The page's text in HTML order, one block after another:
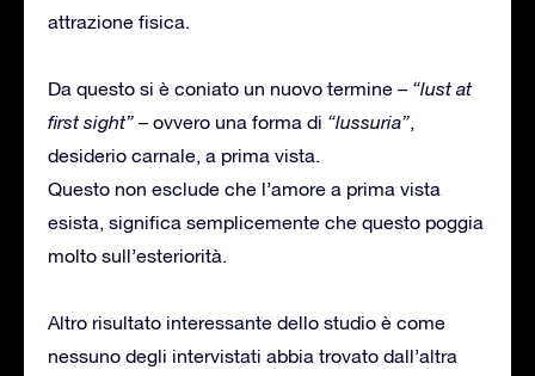
attrazione fisica.
Da questo si è coniato un nuovo termine – “lust at
first sight” – ovvero una forma di “lussuria”,
desiderio carnale, a prima vista.
Questo non esclude che l’amore a prima vista
esista, significa semplicemente che questo poggia
molto sull’esteriorità.
Altro risultato interessante dello studio è come
nessuno degli intervistati abbia trovato dall’altra